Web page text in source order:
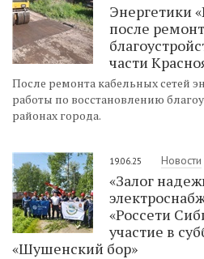
Энергетики
после
части
После ремонта кабельных сетей
работы по восстановлению
районах города.
19.06.25 Новости
«Залог
«Россети
участие в
«Шушенский бор»